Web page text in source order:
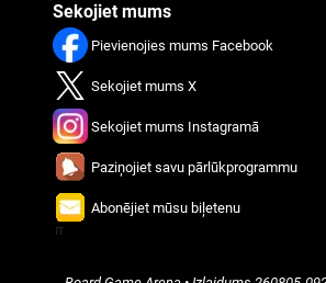
Sekojiet mums
Pievienojies mums Facebook
Sekojiet mums X
Sekojiet mums Instagramā
Paziņojiet savu pārlūkprogrammu
Abonējiet mūsu biļetenu
π